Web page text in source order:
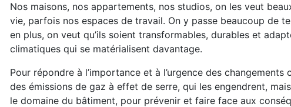
Nos maisons, nos appartements, nos studios, on les veut
vie, parfois nos espaces de travail. On y passe beaucoup de
en plus, on veut qu’ils soient transformables, durables et
climatiques qui se matérialisent davantage.
Pour répondre à l’importance et à l’urgence des
des émissions de gaz à effet de serre, qui les engendrent,
le domaine du bâtiment, pour prévenir et faire face aux